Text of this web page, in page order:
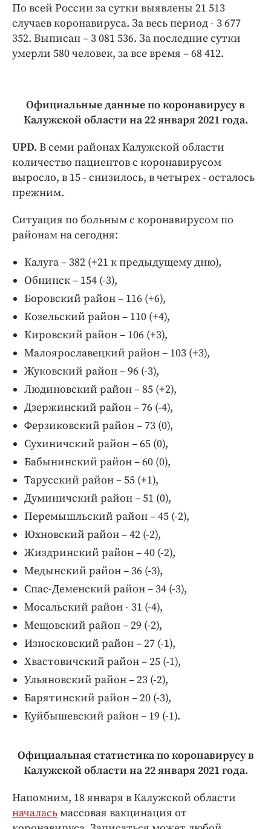
По всей России за сутки выявлены 21 513
случаев коронавируса. За весь период - 3 677
352. Выписан – 3 081 536. За последние сутки
умерли 580 человек, за все время – 68 412.
Официальные данные по коронавирусу в
Калужской области на 22 января 2021 года.
UPD. В семи районах Калужской области
количество пациентов с коронавирусом
выросло, в 15 - снизилось, в четырех - осталось
прежним.
Ситуация по больным с коронавирусом по
районам на сегодня:
Калуга – 382 (+21 к предыдущему дню),
Обнинск – 154 (-3),
Боровский район – 116 (+6),
Козельский район – 110 (+4),
Кировский район – 106 (+3),
Малоярославецкий район – 103 (+3),
Жуковский район – 96 (-3),
Людиновский район – 85 (+2),
Дзержинский район – 76 (-4),
Ферзиковский район – 73 (0),
Сухиничский район – 65 (0),
Бабынинский район – 60 (0),
Тарусский район – 55 (+1),
Думиничский район – 51 (0),
Перемышльский район – 45 (-2),
Юхновский район – 42 (-2),
Жиздринский район – 40 (-2),
Медынский район – 36 (-3),
Спас-Деменский район – 34 (-3),
Мосальский район - 31 (-4),
Мещовский район – 29 (-2),
Износковский район – 27 (-1),
Хвастовичский район – 25 (-1),
Ульяновский район – 23 (-2),
Барятинский район – 20 (-3),
Куйбышевский район – 19 (-1).
Официальная статистика по коронавирусу в
Калужской области на 22 января 2021 года.
Напомним, 18 января в Калужской области
началасьмассовая вакцинация от